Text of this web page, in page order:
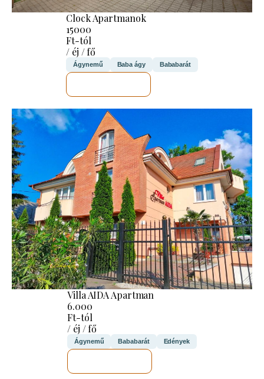
Clock Apartmanok
15000
Ft-tól
/ éj / fő
Ágynemű Baba ágy Bababarát
Villa AIDA Apartman
6.000
Ft-tól
/ éj / fő
Ágynemű Bababarát Edények